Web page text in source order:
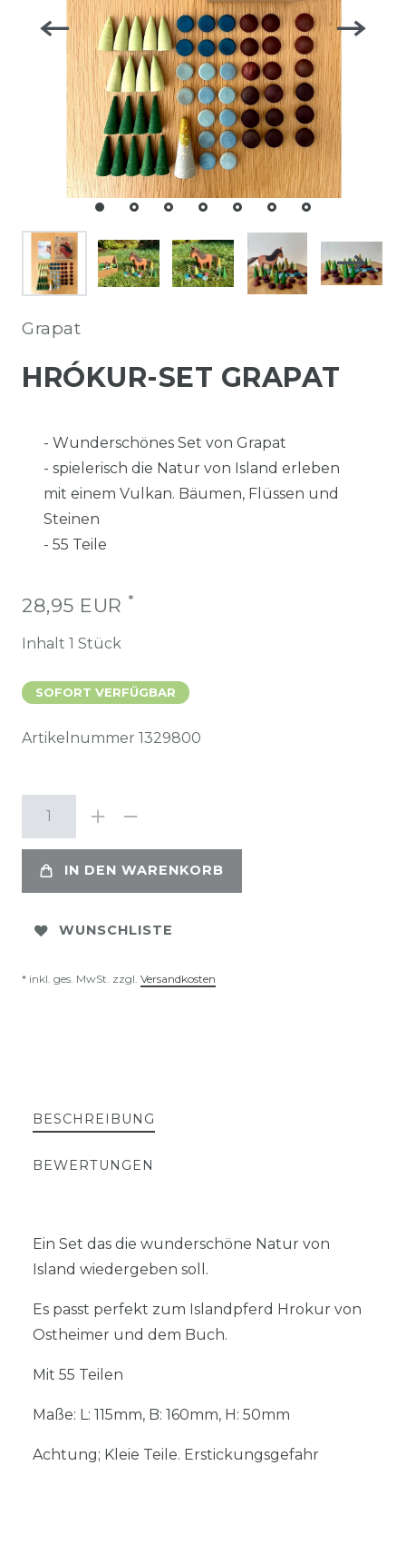
Grapat
HRÓKUR-SET GRAPAT
- Wunderschönes Set von Grapat
- spielerisch die Natur von Island erleben
mit einem Vulkan. Bäumen, Flüssen und
Steinen
- 55 Teile
28,95 EUR *
Inhalt 1 Stück
SOFORT VERFÜGBAR
Artikelnummer 1329800
IN DEN WARENKORB
WUNSCHLISTE
* inkl. ges. MwSt. zzgl. Versandkosten
BESCHREIBUNG
BEWERTUNGEN
Ein Set das die wunderschöne Natur von
Island wiedergeben soll.
Es passt perfekt zum Islandpferd Hrokur von
Ostheimer und dem Buch.
Mit 55 Teilen
Maße: L: 115mm, B: 160mm, H: 50mm
Achtung; Kleie Teile. Erstickungsgefahr